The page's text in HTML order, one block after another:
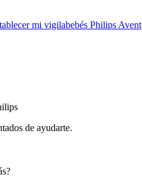
mi vigilabebés Philips Avent
de ayudarte.